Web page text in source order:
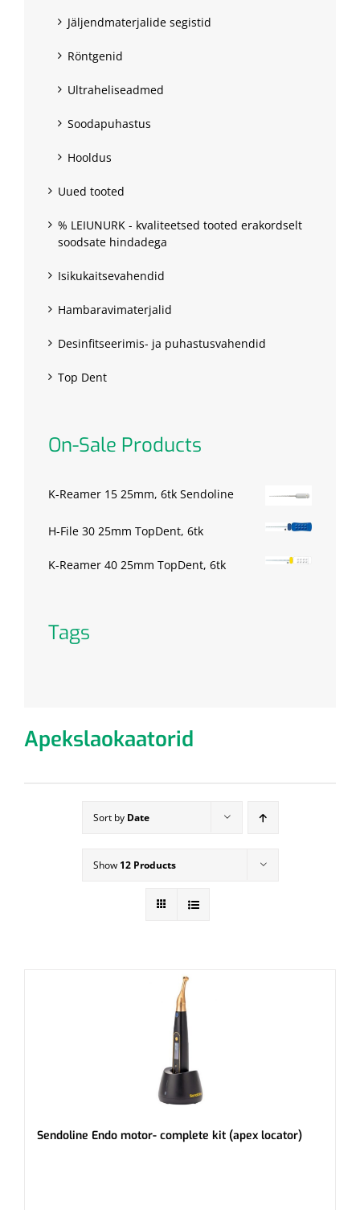
Jäljendmaterjalide segistid
Röntgenid
Ultraheliseadmed
Soodapuhastus
Hooldus
Uued tooted
% LEIUNURK - kvaliteetsed tooted erakordselt
soodsate hindadega
Isikukaitsevahendid
Hambaravimaterjalid
Desinfitseerimis- ja puhastusvahendid
Top Dent
On-Sale Products
K-Reamer 15 25mm, 6tk Sendoline
H-File 30 25mm TopDent, 6tk
K-Reamer 40 25mm TopDent, 6tk
Tags
Apekslaokaatorid
Sort by Date
Show 12 Products
Sendoline Endo motor- complete kit (apex locator)